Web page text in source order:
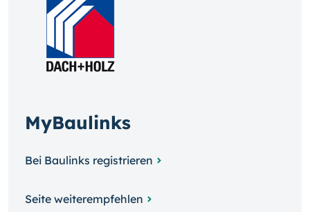
MyBaulinks
Bei Baulinks registrieren
Seite weiterempfehlen